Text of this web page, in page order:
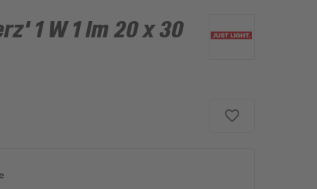
1 W 1 lm 20 x 30